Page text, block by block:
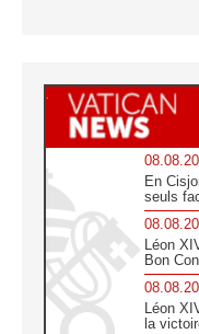
En
seuls
Léon
Bon
Léon
la